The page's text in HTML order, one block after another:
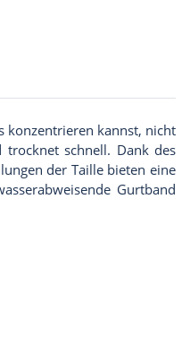
konzentrieren kannst, nicht
trocknet schnell. Dank des
der Taille bieten eine
Gurtband